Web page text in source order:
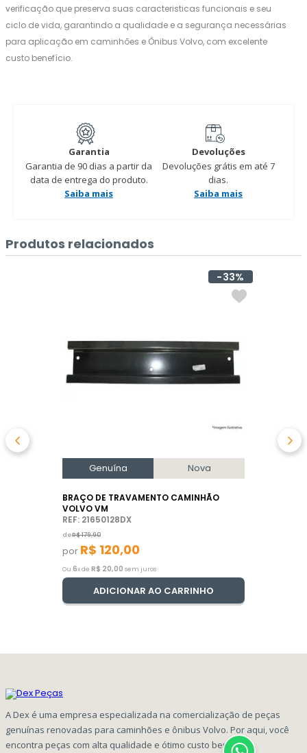
verificação que preserva suas caracteristicas funcionais e seu
ciclo de vida, garantindo a qualidade e a segurança necessárias
para aplicação em caminhões e Ônibus Volvo, com excelente
custo benefício.
Garantia
Garantia de 90 dias a partir da
data de entrega do produto.
Saiba mais
Devoluções
Devoluções grátis em até 7
dias.
Saiba mais
Produtos relacionados
33%
Genuína Nova
BRAÇO DE TRAVAMENTO CAMINHÃO
VOLVO VM
REF: 21650128DX
deR$179,90
por R$ 120,00
Ou 6x de R$ 20,00 sem juros
ADICIONAR AO CARRINHO
A Dex é uma empresa especializada na comercialização de peças
genuínas renovadas para caminhões e ônibus Volvo. Por aqui, você
encontra peças com alta qualidade e ótimo custo benefício!